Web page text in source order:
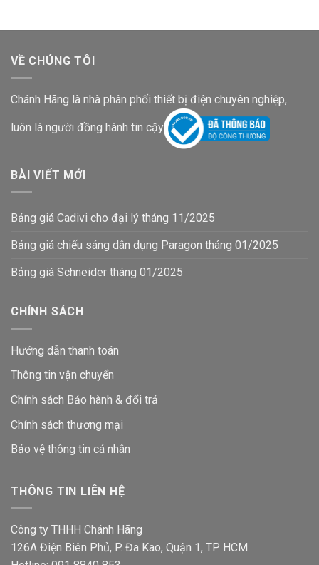
VỀ CHÚNG TÔI
Chánh Hãng là nhà phân phối thiết bị điện chuyên nghiệp,
luôn là người đồng hành tin cậy
BÀI VIẾT MỚI
Bảng giá Cadivi cho đại lý tháng 11/2025
Bảng giá chiếu sáng dân dụng Paragon tháng 01/2025
Bảng giá Schneider tháng 01/2025
CHÍNH SÁCH
Hướng dẫn thanh toán
Thông tin vận chuyển
Chính sách Bảo hành & đổi trả
Chính sách thương mại
Bảo vệ thông tin cá nhân
THÔNG TIN LIÊN HỆ
Công ty THHH Chánh Hãng
126A Điện Biên Phủ, P. Đa Kao, Quận 1, TP. HCM